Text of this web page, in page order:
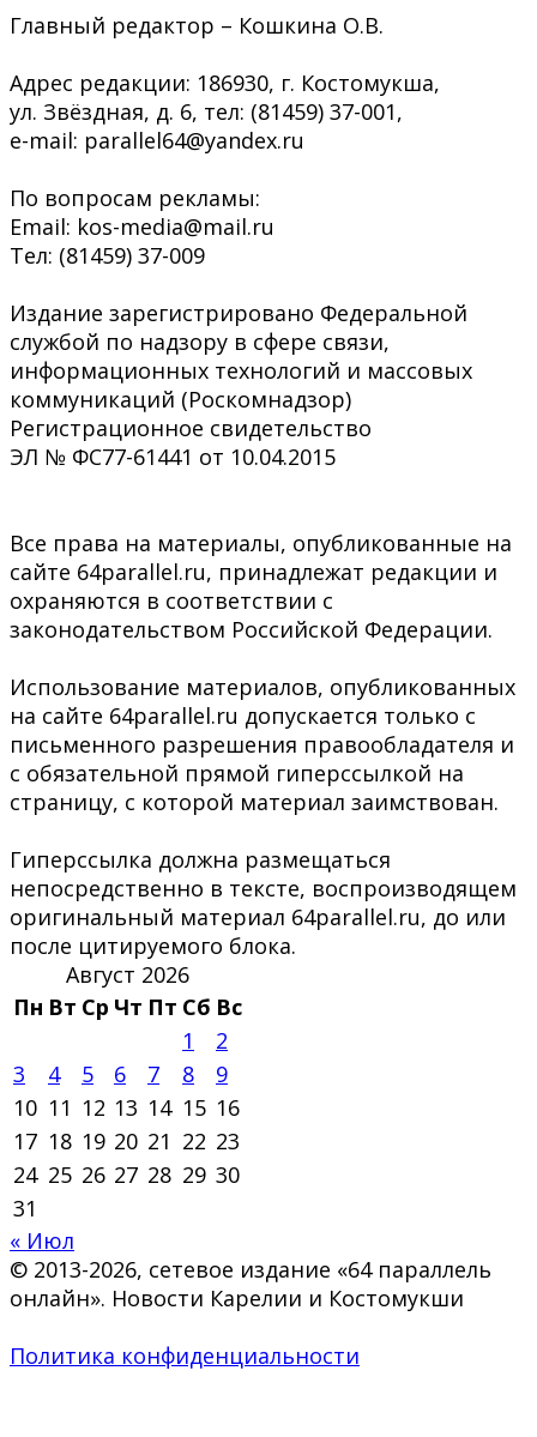
Главный редактор – Кошкина О.В.
Адрес редакции: 186930, г. Костомукша,
ул. Звёздная, д. 6, тел: (81459) 37-001,
e-mail: parallel64@yandex.ru
По вопросам рекламы:
Email: kos-media@mail.ru
Тел: (81459) 37-009
Издание зарегистрировано Федеральной
службой по надзору в сфере связи,
информационных технологий и массовых
коммуникаций (Роскомнадзор)
Регистрационное свидетельство
ЭЛ № ФС77-61441 от 10.04.2015
Все права на материалы, опубликованные на
сайте 64parallel.ru, принадлежат редакции и
охраняются в соответствии с
законодательством Российской Федерации.
Использование материалов, опубликованных
на сайте 64parallel.ru допускается только с
письменного разрешения правообладателя и
с обязательной прямой гиперссылкой на
страницу, с которой материал заимствован.
Гиперссылка должна размещаться
непосредственно в тексте, воспроизводящем
оригинальный материал 64parallel.ru, до или
после цитируемого блока.
Август 2026
Пн Вт Ср Чт Пт Сб Вс
1
2
3
4 5 6 7 8
9
10 11 12 13 14 15 16
17 18 19 20 21 22 23
24 25 26 27 28 29 30
31
« Июл
© 2013-2026, сетевое издание «64 параллель
онлайн». Новости Карелии и Костомукши
Политика конфиденциальности